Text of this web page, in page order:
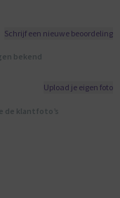
Schrijf een nieuwe beoordeling
bekend
Upload je eigen foto
de klantfoto’s